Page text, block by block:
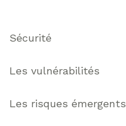
Thématiques
Sécurité
Les vulnérabilités
Les risques émergents